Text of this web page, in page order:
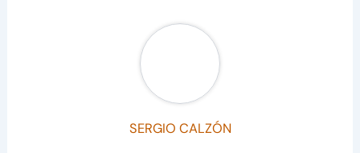
SERGIO CALZÓN